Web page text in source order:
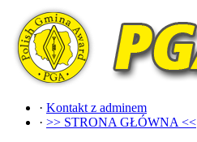
· Kontakt z adminem
· >> STRONA GŁÓWNA <<